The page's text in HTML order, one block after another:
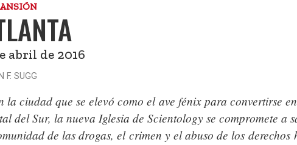
abril de 2016
F. SUGG
la ciudad que se elevó como el ave fénix para convertirse
del Sur, la nueva Iglesia de Scientology se compromete a
de las drogas, el crimen y el abuso de los derechos